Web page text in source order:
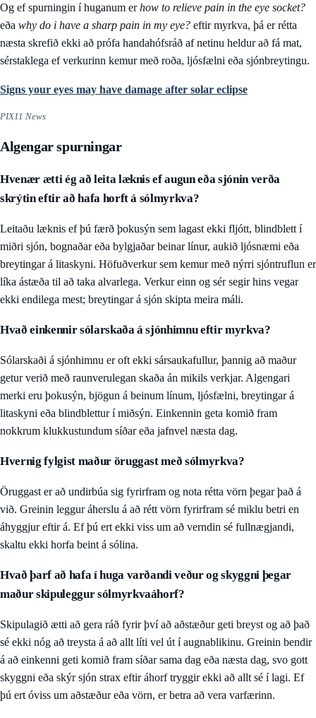
Og ef spurningin í huganum erhow to relieve pain in the eye socket?
eða why do i have a sharp pain in my eye? eftir myrkva, þá er rétta
næsta skrefið ekki að prófa handahófsráð af netinu heldur að fá mat,
sérstaklega ef verkurinn kemur með roða, ljósfælni eða sjónbreytingu.
Signs your eyes may have damage after solar eclipse
PIX11 News
Algengar spurningar
Hvenær ætti ég að leita læknis ef augun eða sjónin verða
skrýtin eftir að hafa horft á sólmyrkva?
Leitaðu læknis ef þú færð þokusýn sem lagast ekki fljótt, blindblett í
miðri sjón, bognaðar eða bylgjaðar beinar línur, aukið ljósnæmi eða
breytingar á litaskyni. Höfuðverkur sem kemur með nýrri sjóntruflun er
líka ástæða til að taka alvarlega. Verkur einn og sér segir hins vegar
ekki endilega mest; breytingar á sjón skipta meira máli.
Hvað einkennir sólarskaða á sjónhimnu eftir myrkva?
Sólarskaði á sjónhimnu er oft ekki sársaukafullur, þannig að maður
getur verið með raunverulegan skaða án mikils verkjar. Algengari
merki eru þokusýn, bjögun á beinum línum, ljósfælni, breytingar á
litaskyni eða blindblettur í miðsýn. Einkennin geta komið fram
nokkrum klukkustundum síðar eða jafnvel næsta dag.
Hvernig fylgist maður öruggast með sólmyrkva?
Öruggast er að undirbúa sig fyrirfram og nota rétta vörn þegar það á
við. Greinin leggur áherslu á að rétt vörn fyrirfram sé miklu betri en
áhyggjur eftir á. Ef þú ert ekki viss um að verndin sé fullnægjandi,
skaltu ekki horfa beint á sólina.
Hvað þarf að hafa í huga varðandi veður og skyggni þegar
maður skipuleggur sólmyrkvaáhorf?
Skipulagið ætti að gera ráð fyrir því að aðstæður geti breyst og að það
sé ekki nóg að treysta á að allt líti vel út í augnablikinu. Greinin bendir
á að einkenni geti komið fram síðar sama dag eða næsta dag, svo gott
skyggni eða skýr sjón strax eftir áhorf tryggir ekki að allt sé í lagi. Ef
þú ert óviss um aðstæður eða vörn, er betra að vera varfærinn.